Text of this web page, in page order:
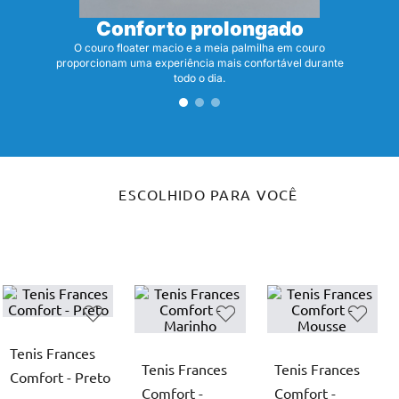
Conforto prolongado
O couro floater macio e a meia palmilha em couro
proporcionam uma experiência mais confortável durante
todo o dia.
ESCOLHIDO PARA VOCÊ
Tenis Frances
Comfort - Preto
Tenis Frances
Comfort -
Tenis Frances
Comfort -